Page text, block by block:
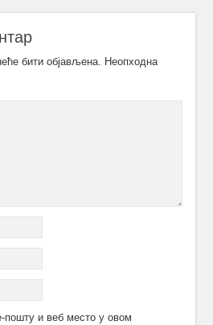
бити објављена. Неопходна
пошту и веб место у овом